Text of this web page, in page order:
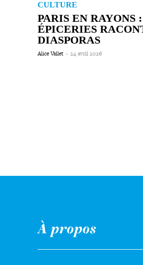
CULTURE
PARIS EN RAYONS
ÉPICERIES
DIASPORAS
Alice Vallet - 24 avril 2026
À propos